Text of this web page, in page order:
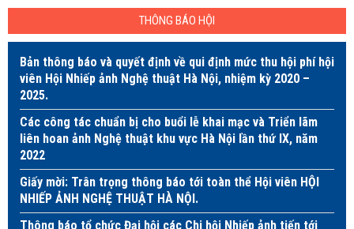
THÔNG BÁO HỘI
Bản thông báo và quyết định về qui định mức thu hội phí hội
viên Hội Nhiếp ảnh Nghệ thuật Hà Nội, nhiệm kỳ 2020 –
2025.
Các công tác chuẩn bị cho buổi lễ khai mạc và Triển lãm
liên hoan ảnh Nghệ thuật khu vực Hà Nội lần thứ IX, năm
2022
Giấy mời: Trân trọng thông báo tới toàn thể Hội viên HỘI
NHIẾP ẢNH NGHỆ THUẬT HÀ NỘI.
Thông báo tổ chức Đại hội các Chi hội Nhiếp ảnh tiến tới